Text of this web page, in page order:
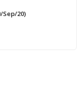
Sep/20)